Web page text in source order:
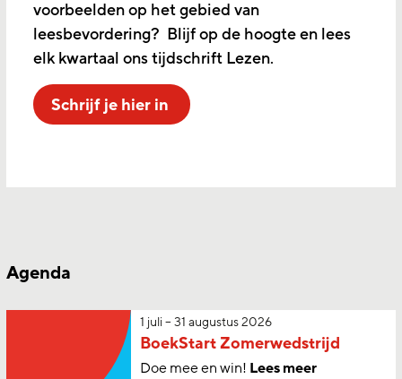
voorbeelden op het gebied van
leesbevordering? Blijf op de hoogte en lees
elk kwartaal ons tijdschrift Lezen.
Schrijf je hier in
Agenda
1 juli – 31 augustus 2026
BoekStart Zomerwedstrijd
Doe mee en win! Lees meer